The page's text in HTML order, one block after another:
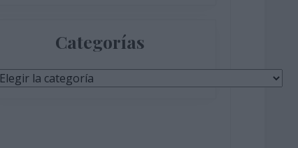
Categorías
Categorías